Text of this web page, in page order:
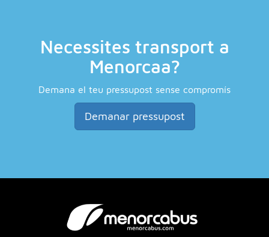
Necessites transport a
Menorcaa?
Demana el teu pressupost sense compromís
Demanar pressupost